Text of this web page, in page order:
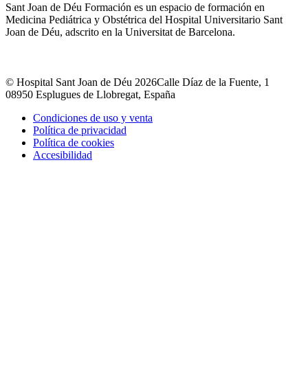
Sant Joan de Déu Formación es un espacio de formación en
Medicina Pediátrica y Obstétrica del Hospital Universitario Sant
Joan de Déu, adscrito en la Universitat de Barcelona.
© Hospital Sant Joan de Déu 2026Calle Díaz de la Fuente, 1
08950 Esplugues de Llobregat, España
Condiciones de uso y venta
Política de privacidad
Política de cookies
Accesibilidad